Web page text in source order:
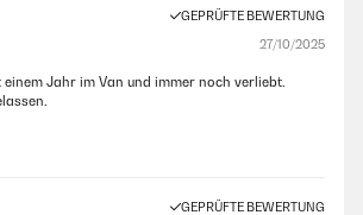
GEPRÜFTE BEWERTUNG
27/10/2025
einem Jahr im Van und immer noch verliebt.
GEPRÜFTE BEWERTUNG